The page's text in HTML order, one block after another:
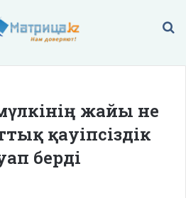
жайы не
қауіпсіздік
берді